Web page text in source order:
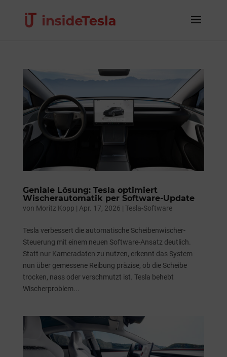
Geniale Lösung: Tesla optimiert
Wischerautomatik per Software-Update
von Moritz Kopp | Apr. 17, 2026 | Tesla-Software
Tesla verbessert die automatische Scheibenwischer-
Steuerung mit einem neuen Software-Ansatz deutlich.
Statt nur Kameradaten zu nutzen, erkennt das System
nun über gemessene Reibung präzise, ob die Scheibe
trocken, nass oder verschmutzt ist. Tesla behebt
Wischerproblem...